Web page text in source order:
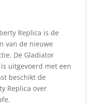
Replica is de
van de nieuwe
De Gladiator
uitgevoerd met een
beschikt de
Replica over